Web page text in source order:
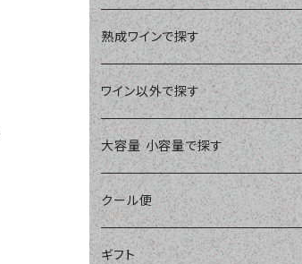
ブルゴーニュ
シャンパーニュ
ローヌ
ロワール
アルザス
スペイン
ドイツ
アメリカ
ヨーロッパ他
その他の国
￥3,000～￥3,999
￥4,000～￥4,999
￥5,000～￥9,999
￥10,000～
濃い赤ワイン
バランスの良い赤ワイン
軽めの赤ワイン
白ワイン
すっきり辛口白ワイン
爽やかな辛口白ワイン
樽も感じられるバランスの良い白ワイン
樽もしっかり辛口白ワイン
オレンジワイン
スパークリングワイン
微発泡ワイン
ロゼワイン
やや辛口ワイン
やや甘口ワイン
甘口ワイン
極甘口ワイン
熟成ワインで探す
ワイン以外で探す
ブランデー
コニャック
カルヴァドス
シェリー
ウイスキー
大容量 小容量で探す
クール便
ギフト